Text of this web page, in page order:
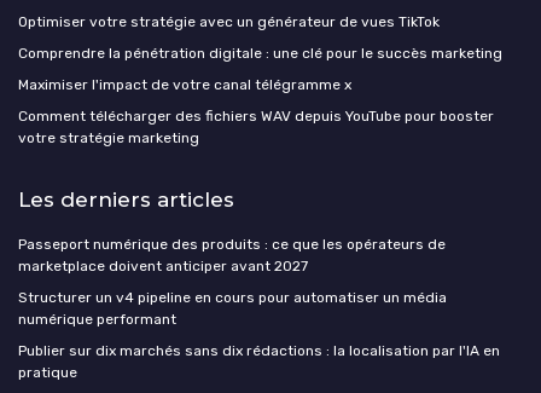
Optimiser votre stratégie avec un générateur de vues TikTok
Comprendre la pénétration digitale : une clé pour le succès marketing
Maximiser l'impact de votre canal télégramme x
Comment télécharger des fichiers WAV depuis YouTube pour booster
votre stratégie marketing
Les derniers articles
Passeport numérique des produits : ce que les opérateurs de
marketplace doivent anticiper avant 2027
Structurer un v4 pipeline en cours pour automatiser un média
numérique performant
Publier sur dix marchés sans dix rédactions : la localisation par l'IA en
pratique